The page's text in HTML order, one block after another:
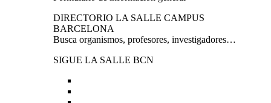
DIRECTORIO LA SALLE CAMPUS
BARCELONA
Busca organismos, profesores, investigadores…
SIGUE LA SALLE BCN